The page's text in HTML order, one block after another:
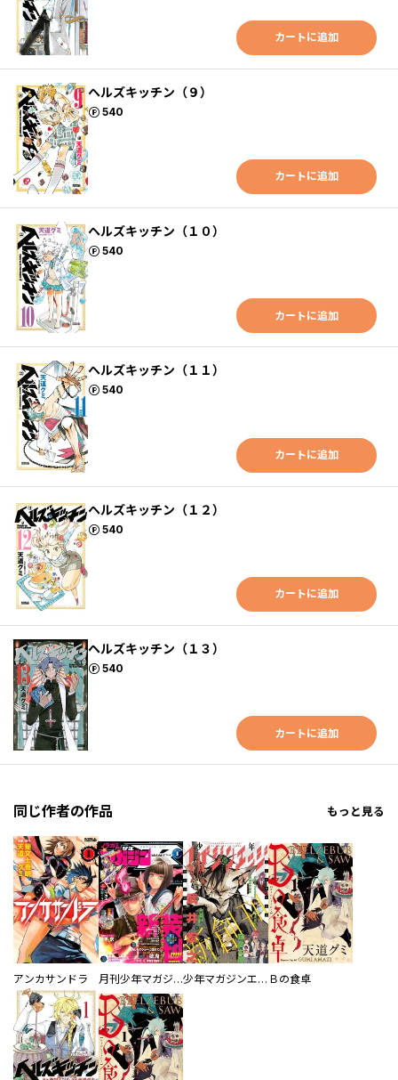
カートに追加
ヘルズキッチン（９）
540
ポイント
カートに追加
ヘルズキッチン（１０）
540
ポイント
カートに追加
ヘルズキッチン（１１）
540
ポイント
カートに追加
ヘルズキッチン（１２）
540
ポイント
カートに追加
ヘルズキッチン（１３）
540
ポイント
カートに追加
同じ作者の作品 もっと見る
アンカサンドラ 月刊少年マガジンＲ 少年マガジンエッジ Ｂの食卓